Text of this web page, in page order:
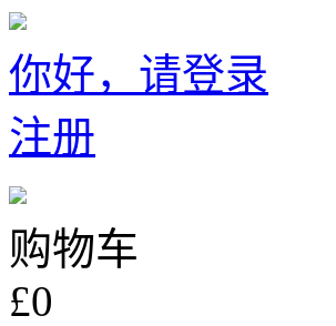
你好，请登录
注册
购物车
£0